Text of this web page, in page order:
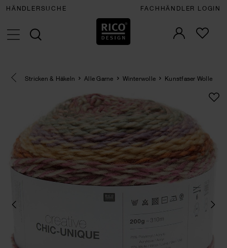
HÄNDLERSUCHE FACHHÄNDLER LOGIN
Eine Kategorie zurück navigieren
Stricken & Häkeln Alle Garne Winterwolle Kunstfaser Wolle